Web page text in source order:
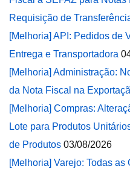
Requisição de
[Melhoria] API: Pedidos de
Entrega e Transportadora
[Melhoria] Administração:
da Nota Fiscal na
[Melhoria] Compras:
Lote para Produtos
de Produtos 03/08/2026
[Melhoria] Varejo: Todas